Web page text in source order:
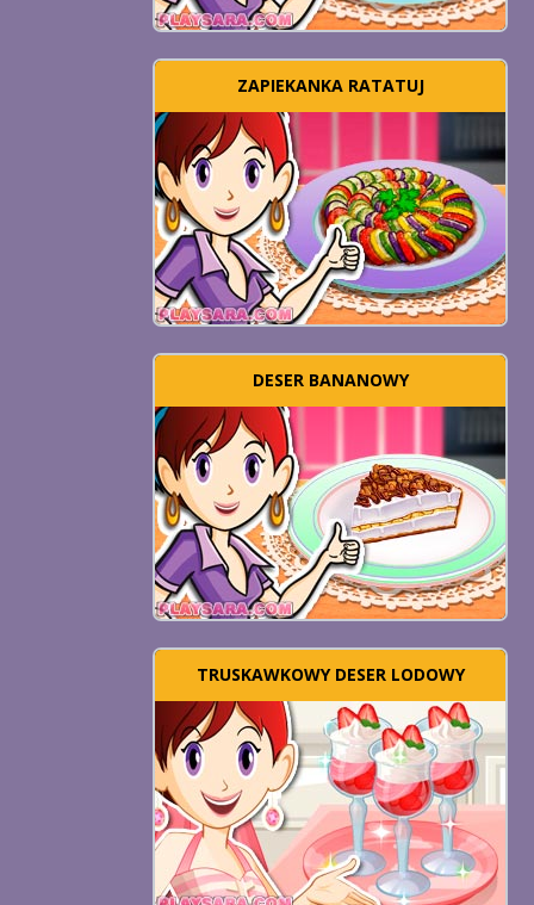
ZAPIEKANKA RATATUJ
DESER BANANOWY
TRUSKAWKOWY DESER LODOWY